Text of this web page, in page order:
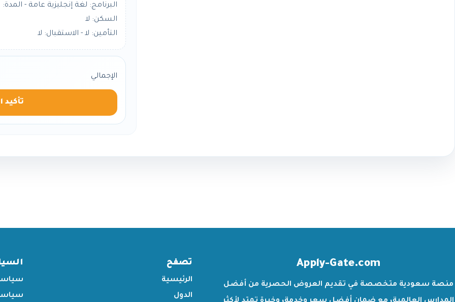
البرنامج: لغة إنجليزية عامة - المدة: 12 أسبوع
السكن: لا
التأمين: لا - الاستقبال: لا
الإجمالي
تأكيد
Apply-Gate.com
منصة سعودية متخصصة في تقديم العروض الحصرية من أفضل
تصفح
الرئيسية
الدول